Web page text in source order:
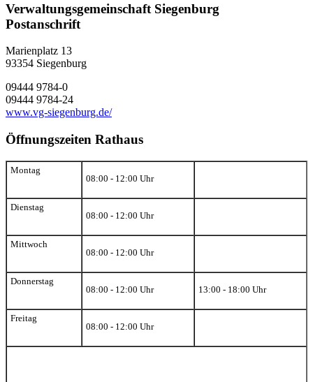
Verwaltungsgemeinschaft Siegenburg
Postanschrift
Marienplatz 13
93354 Siegenburg
09444 9784-0
09444 9784-24
www.vg-siegenburg.de/
Öffnungszeiten Rathaus
Montag
08:00 - 12:00 Uhr
Dienstag
08:00 - 12:00 Uhr
Mittwoch
08:00 - 12:00 Uhr
Donnerstag
08:00 - 12:00 Uhr
13:00 - 18:00 Uhr
Freitag
08:00 - 12:00 Uhr